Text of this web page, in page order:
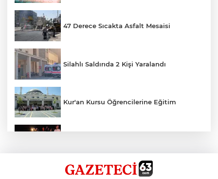
47 Derece Sıcakta Asfalt Mesaisi
Silahlı Saldırıda 2 Kişi Yaralandı
Kur'an Kursu Öğrencilerine Eğitim